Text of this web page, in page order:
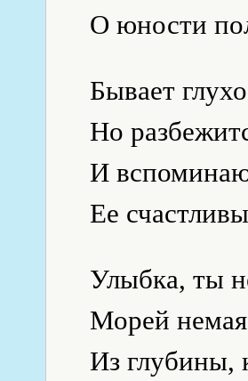
О юности
Бывает
Но
И
Ее
Улыбка, ты
Морей
Из глубины,